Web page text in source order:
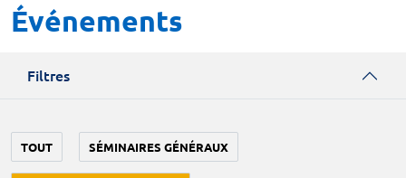
Événements
Filtres
TOUT SÉMINAIRES GÉNÉRAUX